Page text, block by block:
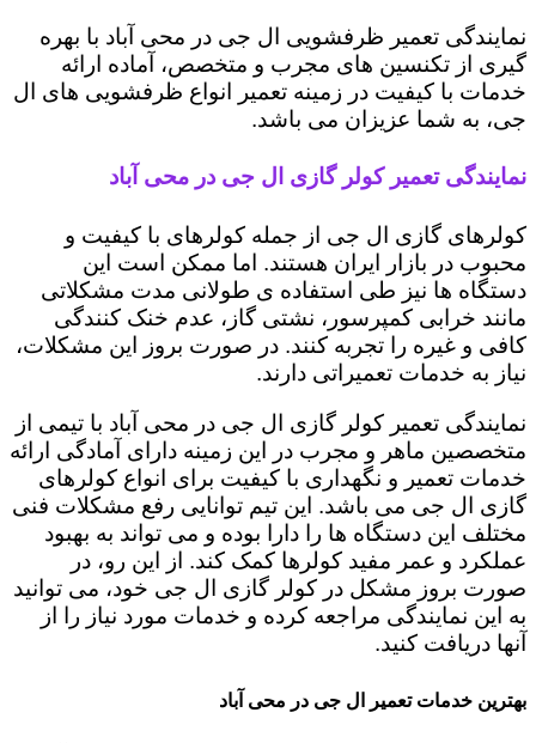
نمایندگی تعمیر ظرفشویی ال جی در محی آباد با بهره
گیری از تکنسین های مجرب و متخصص، آماده ارائه
خدمات با کیفیت در زمینه تعمیر انواع ظرفشویی های ال
جی، به شما عزیزان می باشد.
نمایندگی تعمیر کولر گازی ال جی در محی آباد
کولرهای گازی ال جی از جمله کولرهای با کیفیت و
محبوب در بازار ایران هستند. اما ممکن است این
دستگاه ها نیز طی استفاده ی طولانی مدت مشکلاتی
مانند خرابی کمپرسور، نشتی گاز، عدم خنک کنندگی
کافی و غیره را تجربه کنند. در صورت بروز این مشکلات،
نیاز به خدمات تعمیراتی دارند.
نمایندگی تعمیر کولر گازی ال جی در محی آباد با تیمی از
متخصصین ماهر و مجرب در این زمینه دارای آمادگی ارائه
خدمات تعمیر و نگهداری با کیفیت برای انواع کولرهای
گازی ال جی می باشد. این تیم توانایی رفع مشکلات فنی
مختلف این دستگاه ها را دارا بوده و می تواند به بهبود
عملکرد و عمر مفید کولرها کمک کند. از این رو، در
صورت بروز مشکل در کولر گازی ال جی خود، می توانید
به این نمایندگی مراجعه کرده و خدمات مورد نیاز را از
آنها دریافت کنید.
بهترین خدمات تعمیر ال جی در محی آباد